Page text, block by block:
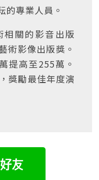
的專業人員。
關的影音出版
術影像出版獎。
提高至255萬。
獎勵最佳年度演